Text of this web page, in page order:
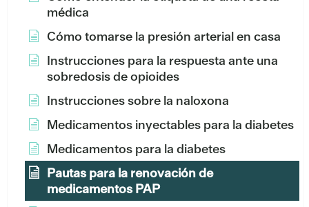
médica
Cómo tomarse la presión arterial en casa
Instrucciones para la respuesta ante una
sobredosis de opioides
Instrucciones sobre la naloxona
Medicamentos inyectables para la diabetes
Medicamentos para la diabetes
Pautas para la renovación de
medicamentos PAP